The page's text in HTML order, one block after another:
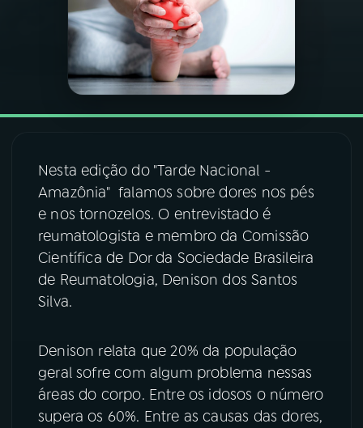
PROGRAMAS
PODCASTS
06VIDEOCASTS
07ÚLTIMAS
08FESTIVAL DE MÚSICA
ACOMPANHE A RÁDIO NACIONAL
YouTube
Instagram X
TikTok
Nesta edição do "Tarde Nacional -
Amazônia" falamos sobre dores nos pés
e nos tornozelos. O entrevistado é
reumatologista e membro da Comissão
Científica de Dor da Sociedade Brasileira
de Reumatologia, Denison dos Santos
Silva.
Denison relata que 20% da população
geral sofre com algum problema nessas
áreas do corpo. Entre os idosos o número
supera os 60%. Entre as causas das dores,